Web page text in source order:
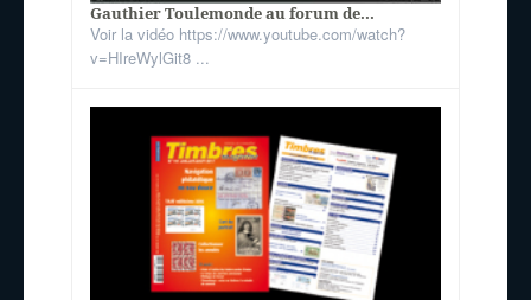
Gauthier Toulemonde au forum de...
Voir la vidéo https://www.youtube.com/watch?
v=HIreWylGit8 ...